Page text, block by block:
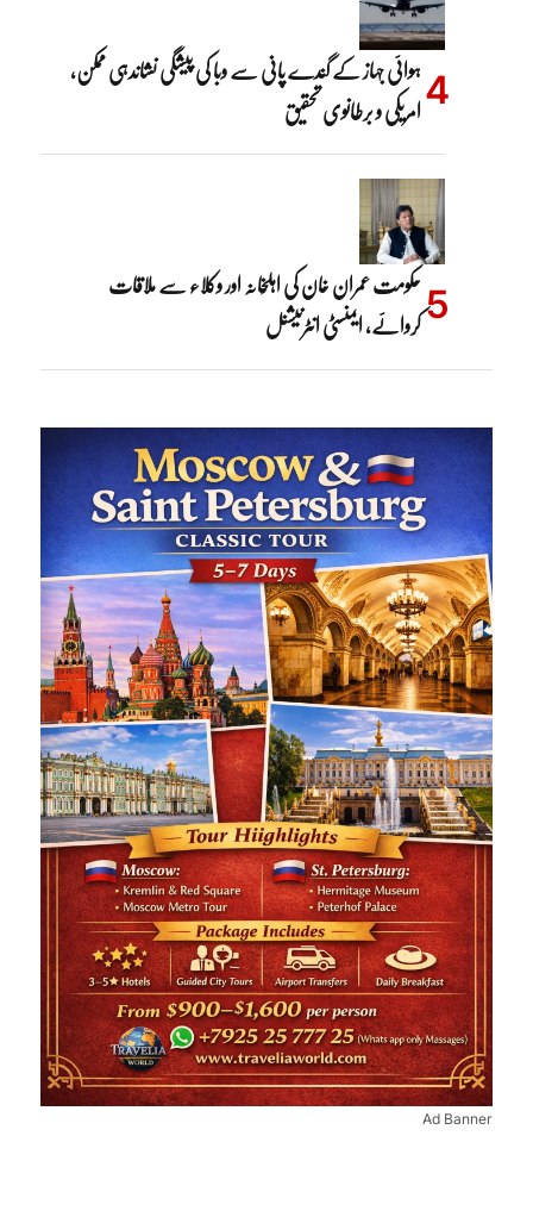
ہوائی جہاز کے گندے پانی سے وبا کی پیشگی نشاندہی ممکن،
امریکی و برطانوی تحقیق
حکومت عمران خان کی اہلِخانہ اور وکلاء سے ملاقات
کروائے، ایمنسٹی انٹرنیشنل
Ad Banner